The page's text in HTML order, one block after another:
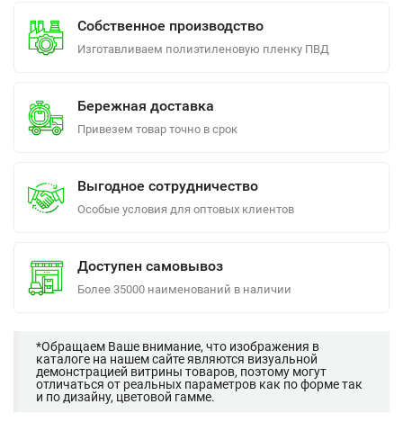
Собственное производство
Изготавливаем полиэтиленовую пленку ПВД
Бережная доставка
Привезем товар точно в срок
Выгодное сотрудничество
Особые условия для оптовых клиентов
Доступен самовывоз
Более 35000 наименований в наличии
*Обращаем Ваше внимание, что изображения в
каталоге на нашем сайте являются визуальной
демонстрацией витрины товаров, поэтому могут
отличаться от реальных параметров как по форме так
и по дизайну, цветовой гамме.